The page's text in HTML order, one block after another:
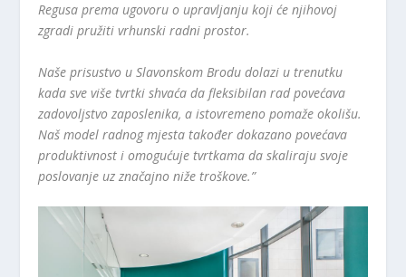
Regusa prema ugovoru o upravljanju koji će njihovoj
zgradi pružiti vrhunski radni prostor.
Naše prisustvo u Slavonskom Brodu dolazi u trenutku
kada sve više tvrtki shvaća da fleksibilan rad povećava
zadovoljstvo zaposlenika, a istovremeno pomaže okolišu.
Naš model radnog mjesta također dokazano povećava
produktivnost i omogućuje tvrtkama da skaliraju svoje
poslovanje uz značajno niže troškove.”